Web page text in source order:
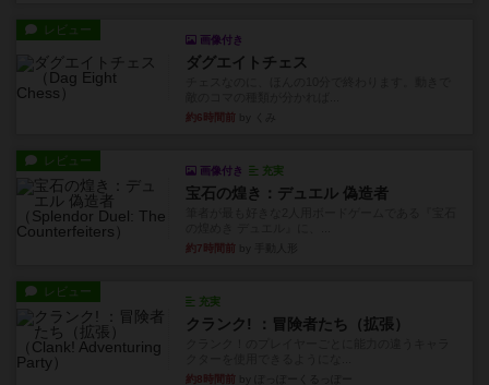
レビュー
画像付き
ダグエイトチェス
約6時間前
レビュー
画像付き 充実
宝石の煌き：デュエル 偽造者
約7時間前
レビュー
充実
クランク! ：冒険者たち（拡張）
約8時間前